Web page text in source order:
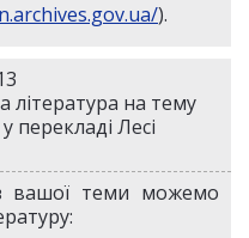
).
література на тему
перекладі Лесі
вашої теми можемо